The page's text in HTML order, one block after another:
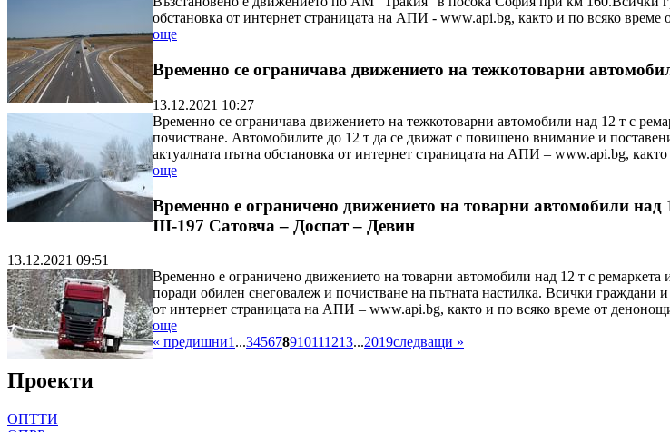
обстановка от интернет страницата на АПИ - www.api.bg, както и по всяко
още
Временно се ограничава движението на тежкотоварни
13.12.2021 10:27
Временно се ограничава движението на тежкотоварни автомобили над 12 т с
почистване. Автомобилите до 12 т да се движат с повишено внимание и
актуалната пътна обстановка от интернет страницата на АПИ – www.api.bg,
още
Временно е ограничено движението на товарни автомобили
ІІІ-197 Сатовча – Доспат – Девин
13.12.2021 09:51
Временно е ограничено движението на товарни автомобили над 12 т с ремаркета
поради обилен снеговалеж и почистване на пътната настилка. Всички граждани
от интернет страницата на АПИ – www.api.bg, както и по всяко време от
още
« предишни1 ...345678910111213...2019следващи »
Проекти
ОПТТИ